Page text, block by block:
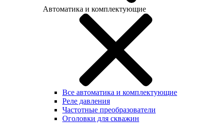
Автоматика и комплектующие
Все автоматика и комплектующие
Реле давления
Частотные преобразователи
Оголовки для скважин